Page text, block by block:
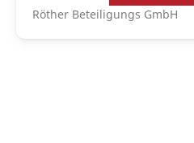
Röther Beteiligungs GmbH